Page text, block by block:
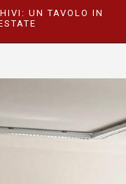
UN TAVOLO IN